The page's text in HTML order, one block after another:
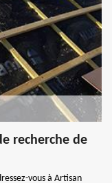
recherche de
vous à Artisan